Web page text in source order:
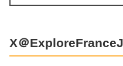
X＠